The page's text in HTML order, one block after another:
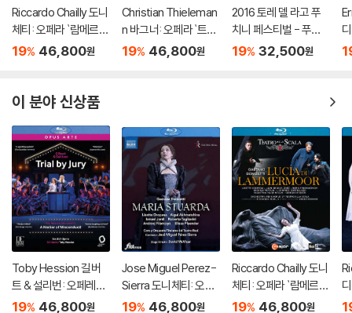
이동 과정에서의 손상이 발생하면, 재 판매가 어려우므로 신중한 구매 선
택을 부탁드립니다.
4) 한정판 상품의 변심, 오구매로 인한 반품은 회송된 상품의 상태 확인 후
Riccardo Chailly 도니
체티: 오페라 `람메르모
르의 루치아` (Donizet
19% 46,800원
Christian Thieleman
n 바그너: 오페라 `트리
스탄과 이졸데` (Wagn
19% 46,800원
2016 토레 델 라고 푸
치니 페스티벌 - 푸치
니 ‘투란도트’ 실황 [4K
19% 32,500원
이 분야 신상품
Toby Hession 길버
트 & 설리번: 오페레타 `
배심재판` 외 (Gilbert
19% 46,800원
Jose Miguel Perez-
Sierra 도니체티: 오페
라 `마리아 스투아르다`
19% 46,800원
Riccardo Chailly 도니
체티: 오페라 `람메르모
르의 루치아` (Donizet
19% 46,800원